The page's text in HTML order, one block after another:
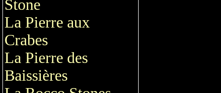
Stone
La Pierre aux
Crabes
La Pierre des
Baissières